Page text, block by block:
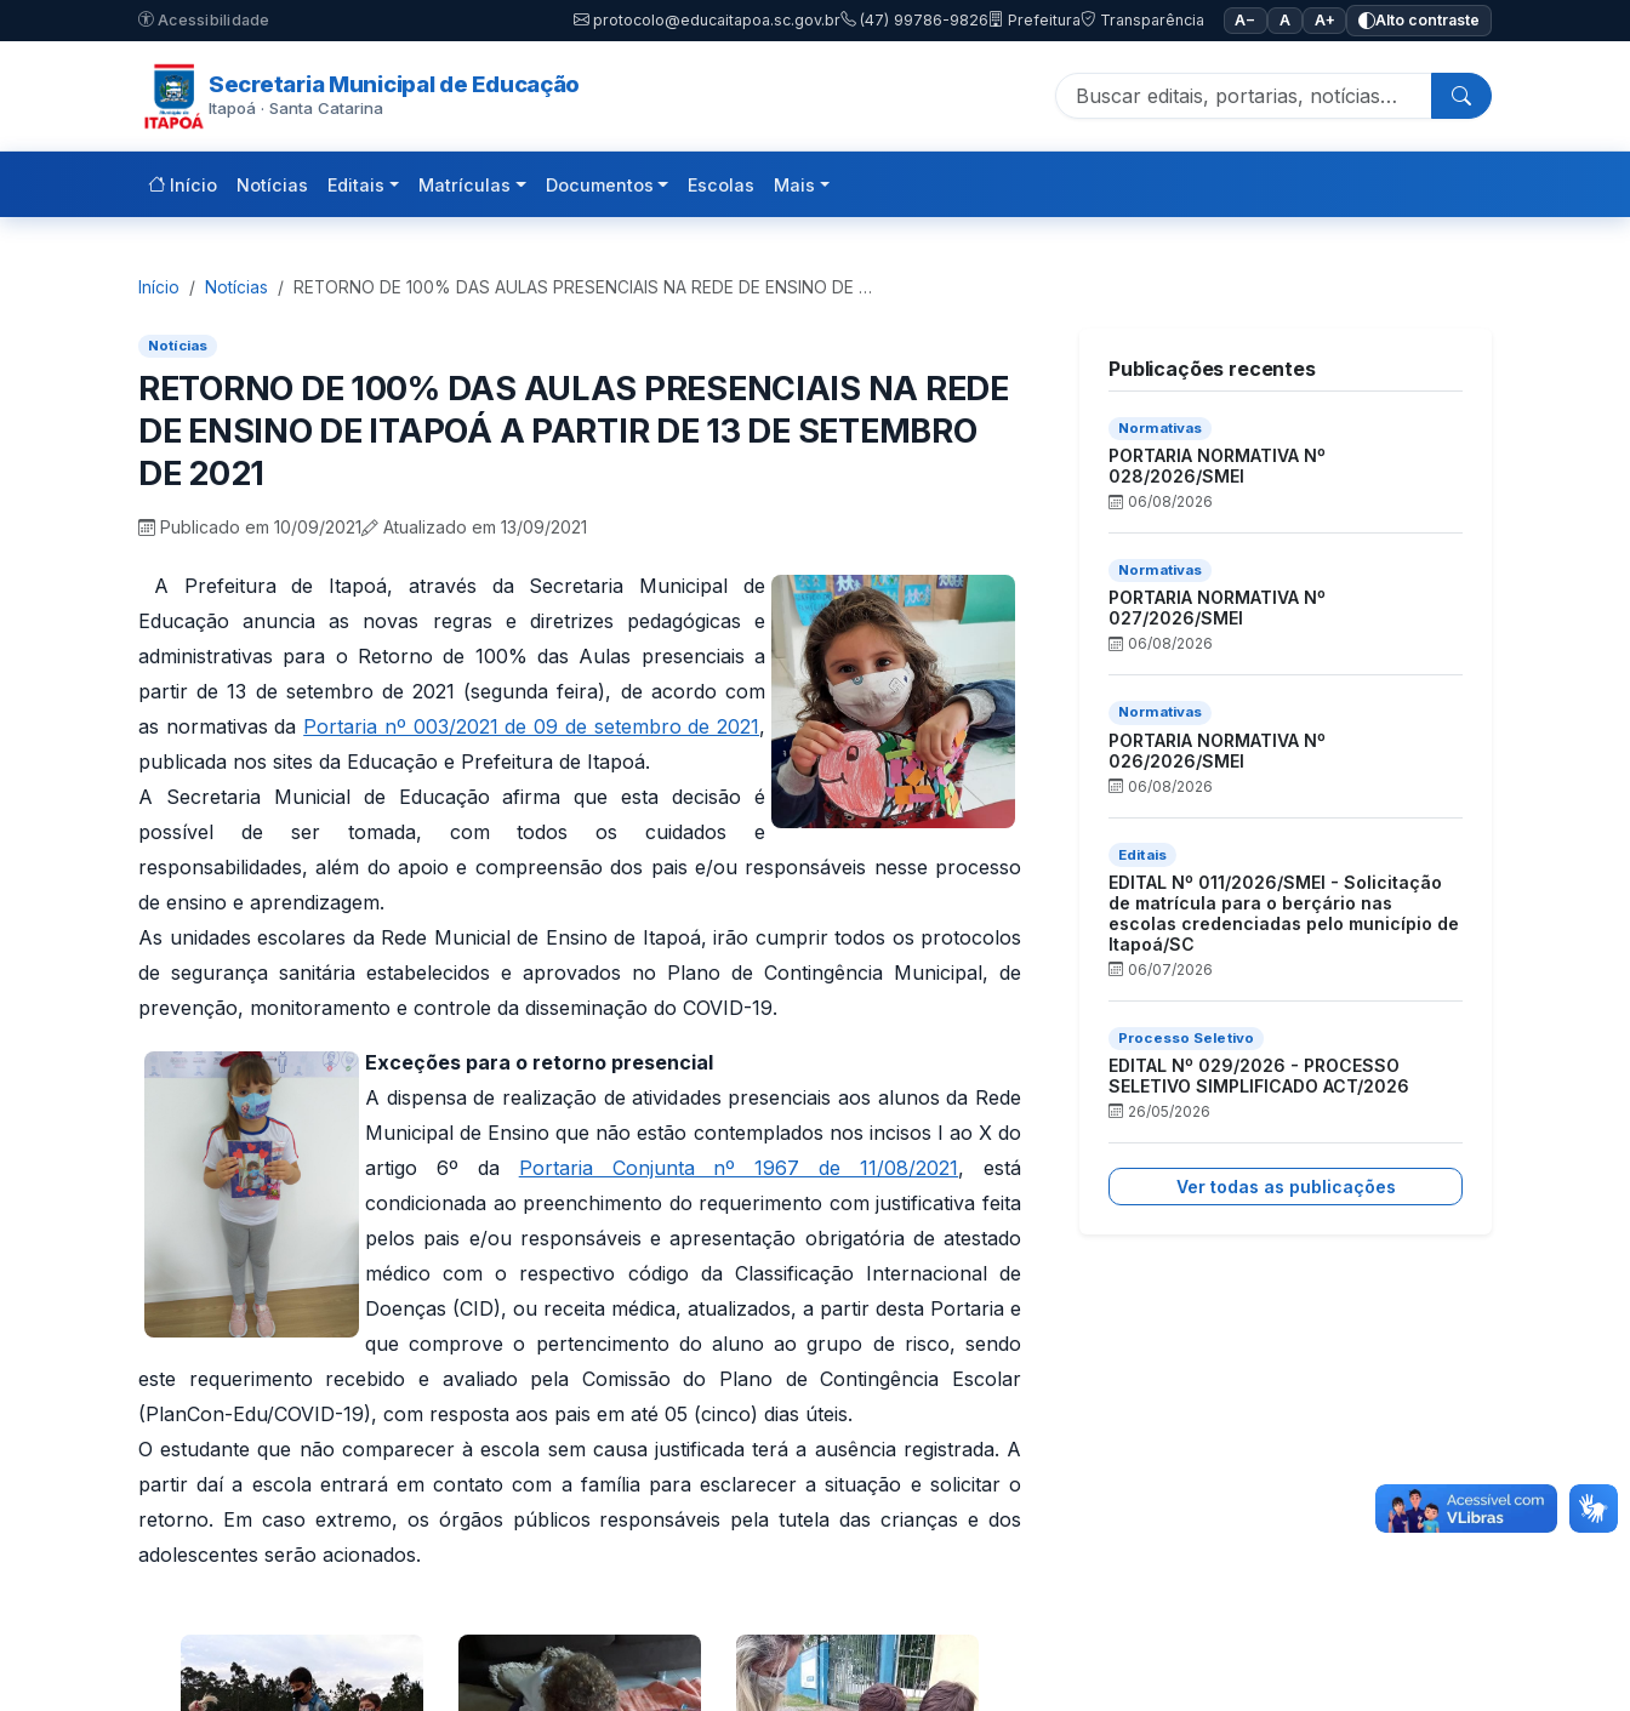
Pular para o conteúdo principal
Acessibilidade protocolo@educaitapoa.sc.gov.br (47) 99786-9826 Prefeitura Transparência A− A A+ Alto contraste
Secretaria Municipal de Educação
Itapoá · Santa Catarina
Início Notícias Editais Matrículas Documentos Escolas Mais
Início Notícias RETORNO DE 100% DAS AULAS PRESENCIAIS NA REDE DE ENSINO DE …
Notícias
RETORNO DE 100% DAS AULAS PRESENCIAIS NA REDE
DE ENSINO DE ITAPOÁ A PARTIR DE 13 DE SETEMBRO
DE 2021
Publicado em 10/09/2021 Atualizado em 13/09/2021
A Prefeitura de Itapoá, através da Secretaria Municipal de
Educação anuncia as novas regras e diretrizes pedagógicas e
administrativas para o Retorno de 100% das Aulas presenciais a
partir de 13 de setembro de 2021 (segunda feira), de acordo com
as normativas da Portaria nº 003/2021 de 09 de setembro de 2021,
publicada nos sites da Educação e Prefeitura de Itapoá.
A Secretaria Municial de Educação afirma que esta decisão é
possível de ser tomada, com todos os cuidados e
responsabilidades, além do apoio e compreensão dos pais e/ou responsáveis nesse processo
de ensino e aprendizagem.
As unidades escolares da Rede Municial de Ensino de Itapoá, irão cumprir todos os protocolos
de segurança sanitária estabelecidos e aprovados no Plano de Contingência Municipal, de
prevenção, monitoramento e controle da disseminação do COVID-19.
Exceções para o retorno presencial
A dispensa de realização de atividades presenciais aos alunos da Rede
Municipal de Ensino que não estão contemplados nos incisos I ao X do
artigo 6º da Portaria Conjunta nº 1967 de 11/08/2021, está
condicionada ao preenchimento do requerimento com justificativa feita
pelos pais e/ou responsáveis e apresentação obrigatória de atestado
médico com o respectivo código da Classificação Internacional de
Doenças (CID), ou receita médica, atualizados, a partir desta Portaria e
que comprove o pertencimento do aluno ao grupo de risco, sendo
este requerimento recebido e avaliado pela Comissão do Plano de Contingência Escolar
(PlanCon-Edu/COVID-19), com resposta aos pais em até 05 (cinco) dias úteis.
O estudante que não comparecer à escola sem causa justificada terá a ausência registrada. A
partir daí a escola entrará em contato com a família para esclarecer a situação e solicitar o
retorno. Em caso extremo, os órgãos públicos responsáveis pela tutela das crianças e dos
adolescentes serão acionados.
Publicações recentes
Normativas
PORTARIA NORMATIVA Nº
028/2026/SMEI
06/08/2026
Normativas
PORTARIA NORMATIVA Nº
027/2026/SMEI
06/08/2026
Normativas
PORTARIA NORMATIVA Nº
026/2026/SMEI
06/08/2026
Editais
EDITAL Nº 011/2026/SMEI - Solicitação
de matrícula para o berçário nas
escolas credenciadas pelo município de
Itapoá/SC
06/07/2026
Processo Seletivo
EDITAL Nº 029/2026 - PROCESSO
SELETIVO SIMPLIFICADO ACT/2026
26/05/2026
Ver todas as publicações